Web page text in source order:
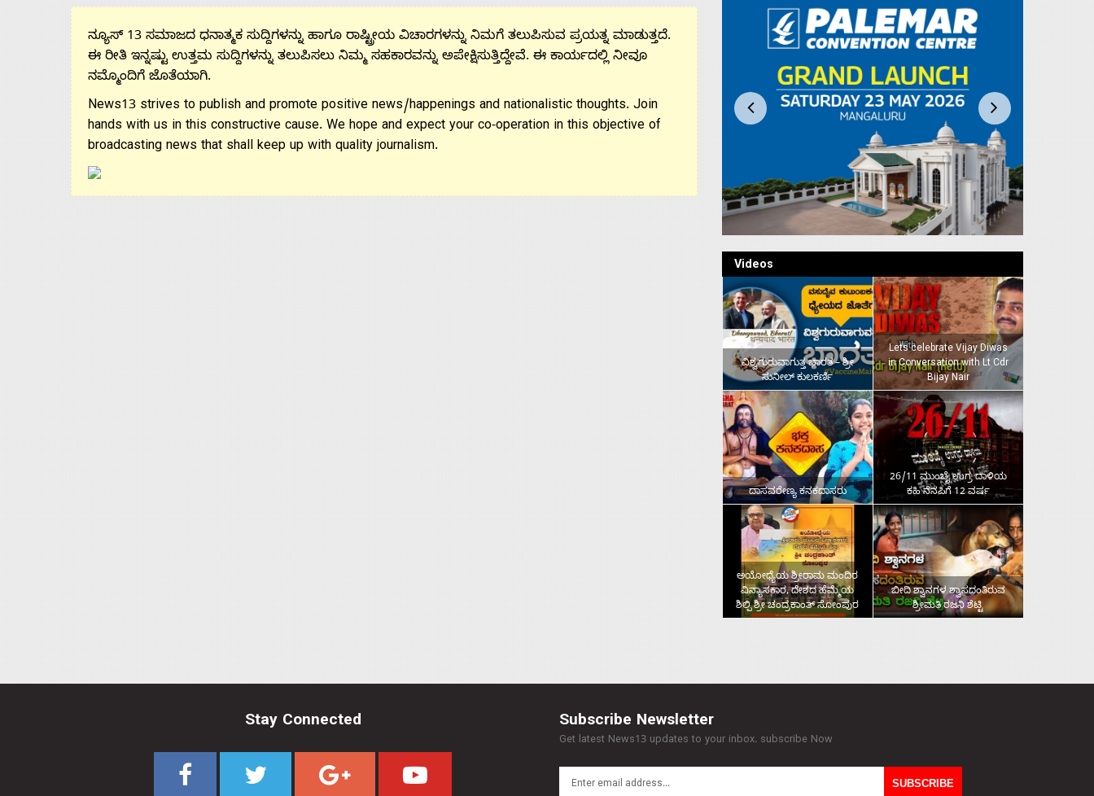
ನ್ಯೂಸ್ 13 ಸಮಾಜದ ಧನಾತ್ಮಕ ಸುದ್ದಿಗಳನ್ನು ಹಾಗೂ ರಾಷ್ಟ್ರೀಯ ವಿಚಾರಗಳನ್ನು ನಿಮಗೆ ತಲುಪಿಸುವ ಪ್ರಯತ್ನ ಮಾಡುತ್ತದೆ.
ಈ ರೀತಿ ಇನ್ನಷ್ಟು ಉತ್ತಮ ಸುದ್ದಿಗಳನ್ನು ತಲುಪಿಸಲು ನಿಮ್ಮ ಸಹಕಾರವನ್ನು ಅಪೇಕ್ಷಿಸುತ್ತಿದ್ದೇವೆ. ಈ ಕಾರ್ಯದಲ್ಲಿ ನೀವೂ
ನಮ್ಮೊಂದಿಗೆ ಜೊತೆಯಾಗಿ.
News13 strives to publish and promote positive news/happenings and nationalistic thoughts. Join
hands with us in this constructive cause. We hope and expect your co-operation in this objective of
broadcasting news that shall keep up with quality journalism.
Videos
ವಿಶ್ವಗುರುವಾಗುತ್ತ ಭಾರತ – ಶ್ರೀ
ಸುನೀಲ್‌ ಕುಲಕರ್ಣಿ
Lets celebrate Vijay Diwas
in Conversation with Lt Cdr
Bijay Nair
ದಾಸವರೇಣ್ಯ ಕನಕದಾಸರು
26/11 ಮುಂಬೈ ಉಗ್ರ ದಾಳಿಯ
ಕಹಿ ನೆನಪಿಗೆ 12 ವರ್ಷ
ಅಯೋಧ್ಯೆಯ ಶ್ರೀರಾಮ ಮಂದಿರ
ವಿನ್ಯಾಸಕಾರ, ದೇಶದ ಹೆಮ್ಮೆಯ
ಶಿಲ್ಪಿ ಶ್ರೀ ಚಂದ್ರಕಾಂತ್‌ ಸೋಂಪುರ
ಬೀದಿ ಶ್ವಾನಗಳ ಶ್ವಾಸದಂತಿರುವ
ಶ್ರೀಮತಿ ರಜನಿ ಶೆಟ್ಟಿ
Stay Connected Subscribe Newsletter
Get latest News13 updates to your inbox. subscribe Now